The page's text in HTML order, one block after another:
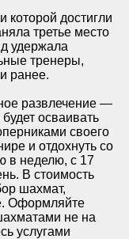
которой достигли
третье место
удержала
тренеры,
ранее.
развлечение —
осваивать
своего
и отдохнуть со
в неделю, с 17
В стоимость
шахмат,
Оформляйте
не на
услугами